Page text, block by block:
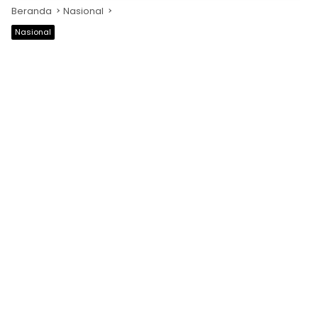
Beranda Nasional
Nasional